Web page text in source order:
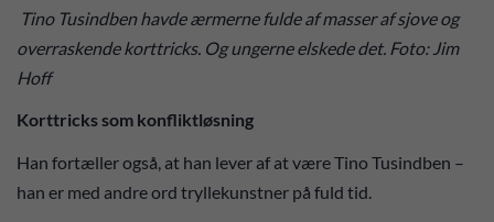
Tino Tusindben havde ærmerne fulde af masser af sjove og
overraskende korttricks. Og ungerne elskede det. Foto: Jim
Hoff
Korttricks som konfliktløsning
Han fortæller også, at han lever af at være Tino Tusindben –
han er med andre ord tryllekunstner på fuld tid.